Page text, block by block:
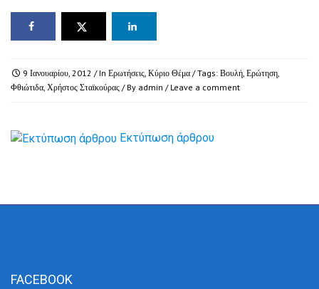
9 Ιανουαρίου, 2012 / In Ερωτήσεις, Κύριο Θέμα / Tags: Βουλή, Ερώτηση,
Φθιώτιδα, Χρήστος Σταϊκούρας / By admin / Leave a comment
Εκτύπωση άρθρου
FACEBOOK